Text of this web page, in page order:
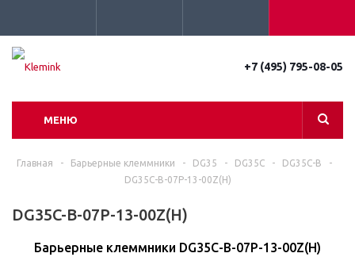
+7 (495) 795-08-05
МЕНЮ
Главная - Барьерные клеммники - DG35 - DG35C - DG35C-B
-
DG35C-B-07P-13-00Z(H)
DG35C-B-07P-13-00Z(H)
Барьерные клеммники DG35C-B-07P-13-00Z(H)